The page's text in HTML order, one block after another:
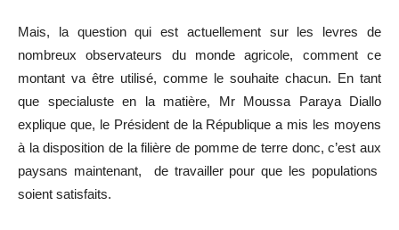
Mais, la question qui est actuellement sur les levres de
nombreux observateurs du monde agricole, comment ce
montant va être utilisé, comme le souhaite chacun. En tant
que specialuste en la matière, Mr Moussa Paraya Diallo
explique que, le Président de la République a mis les moyens
à la disposition de la filière de pomme de terre donc, c’est aux
paysans maintenant, de travailler pour que les populations
soient satisfaits.